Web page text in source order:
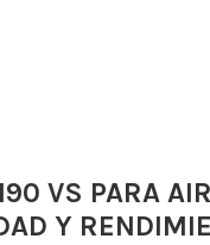
VS PARA
Y